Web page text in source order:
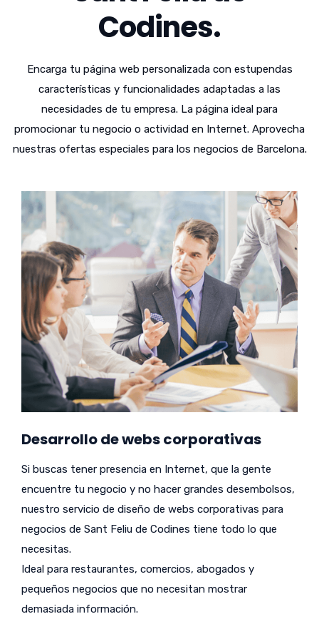
Codines.
Encarga tu página web personalizada con estupendas
características y funcionalidades adaptadas a las
necesidades de tu empresa. La página ideal para
promocionar tu negocio o actividad en Internet. Aprovecha
nuestras ofertas especiales para los negocios de Barcelona.
Desarrollo de webs corporativas
Si buscas tener presencia en Internet, que la gente
encuentre tu negocio y no hacer grandes desembolsos,
nuestro servicio de diseño de webs corporativas para
negocios de Sant Feliu de Codines tiene todo lo que
necesitas.
Ideal para restaurantes, comercios, abogados y
pequeños negocios que no necesitan mostrar
demasiada información.